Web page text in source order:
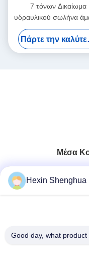
7 τόνων Δικαίωμα
υδραυλικού σωλήνα
ανύψωσης
Μέσα
Hexin Shenghua
Good day, what